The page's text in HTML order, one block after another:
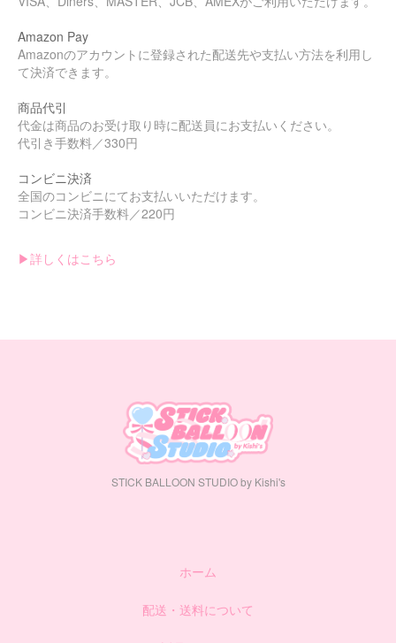
Amazon Pay
Amazonのアカウントに登録された配送先や支払い方法を利用し
て決済できます。
商品代引
代金は商品のお受け取り時に配送員にお支払いください。
代引き手数料／330円
コンビニ決済
全国のコンビニにてお支払いいただけます。
コンビニ決済手数料／220円
▶︎詳しくはこちら
STICK BALLOON STUDIO by Kishi's
ホーム
配送・送料について